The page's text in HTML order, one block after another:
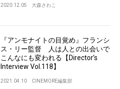
2020.12.05 大森さわこ
『アンモナイトの目覚め』フランシ
ス・リー監督 人は人との出会いで
こんなにも変われる【Director’s
Interview Vol.118】
2021.04.10 CINEMORE編集部